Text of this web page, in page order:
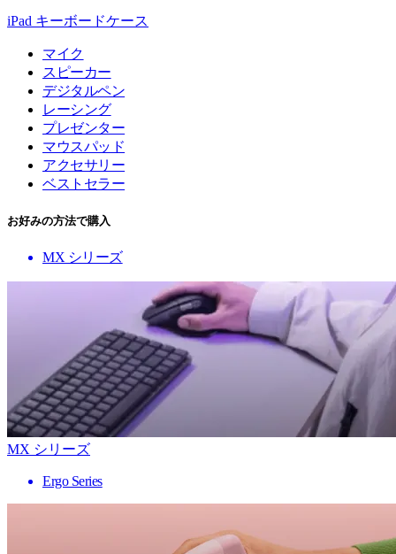
iPad キーボードケース
マイク
スピーカー
デジタルペン
レーシング
プレゼンター
マウスパッド
アクセサリー
ベストセラー
お好みの方法で購入
MX シリーズ
MX シリーズ
Ergo Series